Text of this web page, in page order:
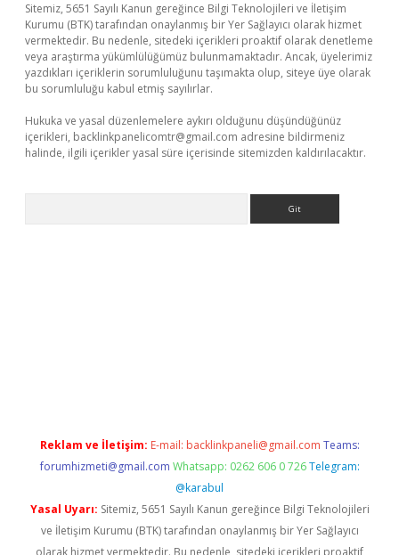
Sitemiz, 5651 Sayılı Kanun gereğince Bilgi Teknolojileri ve İletişim
Kurumu (BTK) tarafından onaylanmış bir Yer Sağlayıcı olarak hizmet
vermektedir. Bu nedenle, sitedeki içerikleri proaktif olarak denetleme
veya araştırma yükümlülüğümüz bulunmamaktadır. Ancak, üyelerimiz
yazdıkları içeriklerin sorumluluğunu taşımakta olup, siteye üye olarak
bu sorumluluğu kabul etmiş sayılırlar.
Hukuka ve yasal düzenlemelere aykırı olduğunu düşündüğünüz
içerikleri, backlinkpanelicomtr@gmail.com adresine bildirmeniz
halinde, ilgili içerikler yasal süre içerisinde sitemizden kaldırılacaktır.
Reklam ve İletişim: E-mail: backlinkpaneli@gmail.com Teams:
forumhizmeti@gmail.com Whatsapp: 0262 606 0 726 Telegram:
@karabul
Yasal Uyarı: Sitemiz, 5651 Sayılı Kanun gereğince Bilgi Teknolojileri
ve İletişim Kurumu (BTK) tarafından onaylanmış bir Yer Sağlayıcı
olarak hizmet vermektedir. Bu nedenle, sitedeki içerikleri proaktif